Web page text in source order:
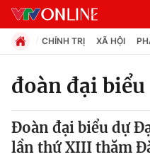
Chuyên mục
Chính trị
CHÍNH TRỊ XÃ HỘI
đoàn đại biểu
Đoàn đại biểu dự
lần thứ XIII thăm